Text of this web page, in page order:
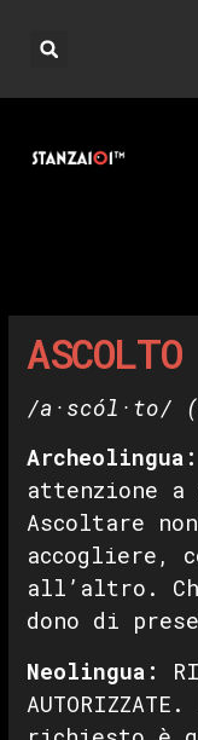
ASCOLTO
/a·scól·to/
Archeolingua:
attenzione
Ascoltare
accogliere,
all’altro.
dono di
Neolingua: